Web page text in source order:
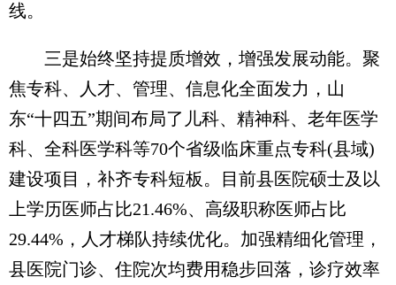
线。
三是始终坚持提质增效，增强发展动能。聚
焦专科、人才、管理、信息化全面发力，山
东“十四五”期间布局了儿科、精神科、老年医学
科、全科医学科等70个省级临床重点专科(县域)
建设项目，补齐专科短板。目前县医院硕士及以
上学历医师占比21.46%、高级职称医师占比
29.44%，人才梯队持续优化。加强精细化管理，
县医院门诊、住院次均费用稳步回落，诊疗效率